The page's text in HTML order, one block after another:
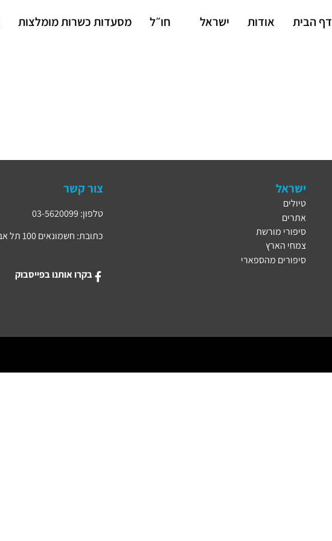
דף הבית אודות ישראל חו״ל מסעדות כשרות מומלצות
ישראל
טיולים
אתרים
סיפורי מורשת
צמחי הארץ
סיפורים מהספארי
צור קשר
טלפון: 03-5620099
כתובת: חשמונאים 100 תל אביב
בקרו אותנו בפייסבוק